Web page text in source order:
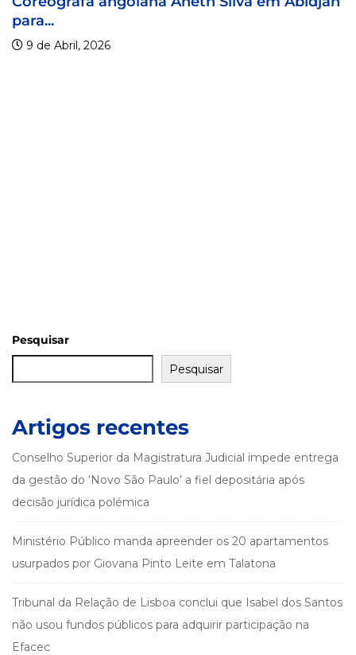
Pesquisar
Pesquisar
Artigos recentes
Conselho Superior da Magistratura Judicial impede entrega
da gestão do ‘Novo São Paulo’ a fiel depositária após
decisão jurídica polémica
Ministério Público manda apreender os 20 apartamentos
usurpados por Giovana Pinto Leite em Talatona
Tribunal da Relação de Lisboa conclui que Isabel dos Santos
não usou fundos públicos para adquirir participação na
Efacec